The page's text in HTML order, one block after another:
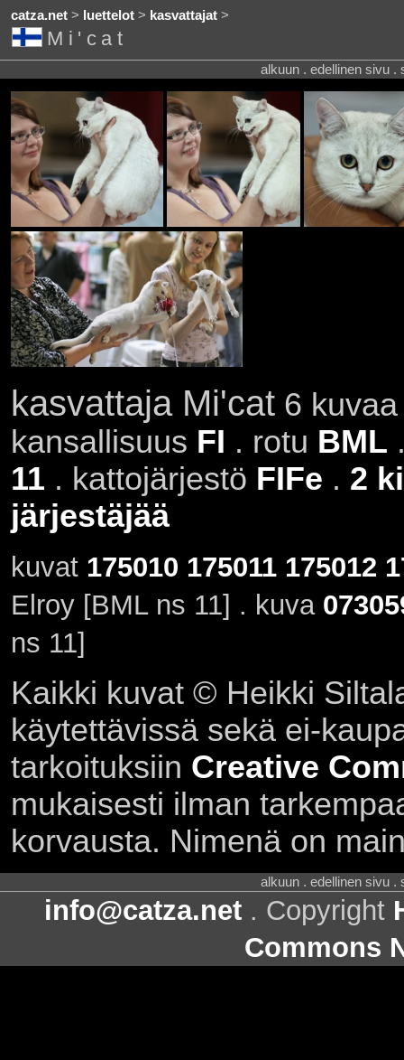
catza.net> luettelot> kasvattajat>
Mi'cat
alkuun . edellinen sivu .
kasvattaja Mi'cat6 kuvaa
kansallisuus FI . rotu BML
11 . kattojärjestö FIFe . 2
järjestäjää
kuvat 175010 175011 175012
Elroy [BML ns 11] . kuva
ns 11]
Kaikki kuvat © Heikki
käytettävissä sekä ei-
tarkoituksiin Creative
mukaisesti ilman
korvausta. Nimenä on
alkuun . edellinen sivu .
info@catza.net . Copyright
Commons